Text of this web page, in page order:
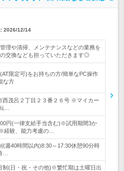
2026/12/14
理や清掃、メンテナンスなどの業務を
交換なども担っていただきます◎
限定可)をお持ちの方/簡単なPC操作
な方
西茂呂２丁目２３番２６号 ※マイカー
…
円(一律支給手当含む)※試用期間3か
経験、能力考慮の…
(週40時間以内)8:30～17:30休憩90分時
…
制(日・祝・その他)※繁忙期は土曜日出